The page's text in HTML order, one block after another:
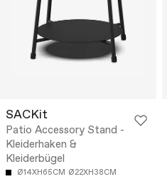
SACKit
Patio Accessory Stand -
Kleiderhaken &
Kleiderbügel
Ø14XH65CM Ø22XH38CM